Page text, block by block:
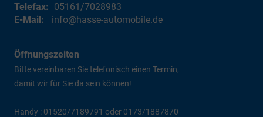
Telefax: 05161/7028983
E-Mail:
info@hasse-automobile.de
Öffnungszeiten
Bitte vereinbaren Sie telefonisch einen Termin,
damit wir für Sie da sein können!
Handy : 01520/7189791 oder 0173/1887870